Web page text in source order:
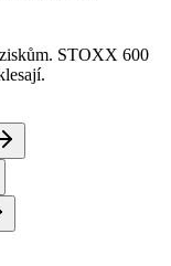
STOXX 600